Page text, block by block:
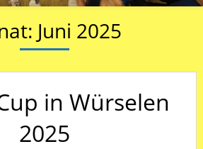
Juni 2025
in Würselen
2025